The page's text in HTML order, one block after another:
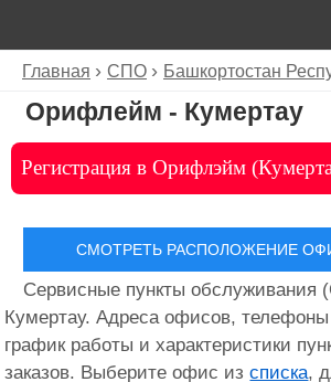
Главная СПО Башкортостан
Орифлейм - Кумертау
Регистрация в Орифлэйм
СМОТРЕТЬ РАСПОЛОЖЕНИЕ
Сервисные пункты
Кумертау. Адреса офисов,
график работы и характеристики
заказов. Выберите офис изсписка,